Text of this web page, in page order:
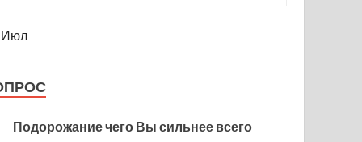
Июл
Подорожание чего Вы сильнее всего